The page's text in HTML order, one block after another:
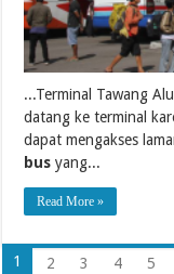
...Terminal Tawang
datang ke terminal
dapat mengakses
bus yang...
Read More »
1 2 3 4 5